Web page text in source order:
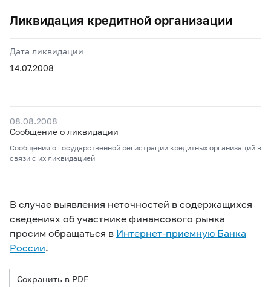
Ликвидация кредитной организации
Дата ликвидации
14.07.2008
08.08.2008
Сообщение о ликвидации
Сообщения о государственной регистрации кредитных организаций в
связи с их ликвидацией
В случае выявления неточностей в содержащихся
сведениях об участнике финансового рынка
просим обращаться в Интернет-приемную Банка
России.
Сохранить в PDF